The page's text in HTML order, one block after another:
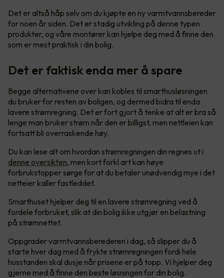
Det er altså håp selv om du kjøpte en ny varmtvannsbereder
for noen år siden. Det er stadig utvikling på denne typen
produkter, og våre montører kan hjelpe deg med å finne den
som er mest praktisk i din bolig.
Det er faktisk enda mer å spare
Begge alternativene over kan kobles til smarthusløsningen
du bruker for resten av boligen, og dermed bidra til enda
lavere strømregning. Det er fort gjort å tenke at alt er bra så
lenge man bruker strøm når den er billigst, men nettleien kan
fortsatt bli overraskende høy.
Du kan lese alt om hvordan strømregningen din regnes ut i
denne oversikten, men kort forkl art kan høye
forbrukstopper sørge for at du betaler unødvendig mye i det
netteier kaller fastleddet.
Smarthuset hjelper deg til en lavere strømregning ved å
fordele forbruket, slik at din bolig ikke utgjør en belastning
på strømnettet.
Oppgrader varmtvannsberederen i dag, så slipper du å
starte hver dag med å frykte strømregningen fordi hele
husstanden skal dusje når prisene er på topp. Vi hjelper deg
gjerne med å finne den beste løsningen for din bolig.